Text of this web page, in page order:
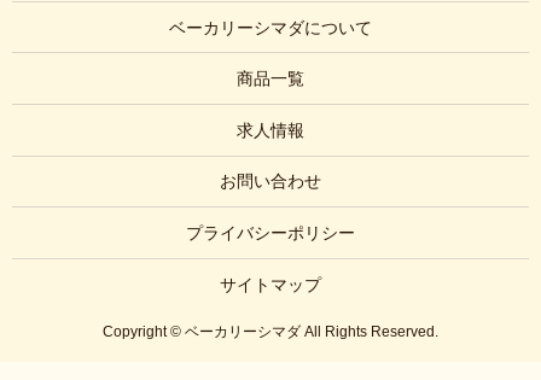
ベーカリーシマダについて
商品一覧
求人情報
お問い合わせ
プライバシーポリシー
サイトマップ
Copyright © ベーカリーシマダ All Rights Reserved.